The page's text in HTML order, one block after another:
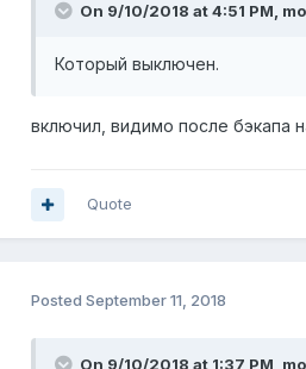
On 9/10/2018 at 4:51 PM,
Который выключен.
включил, видимо после бэкапа
Quote
Posted September 11, 2018
On 9/10/2018 at 1:37 PM,